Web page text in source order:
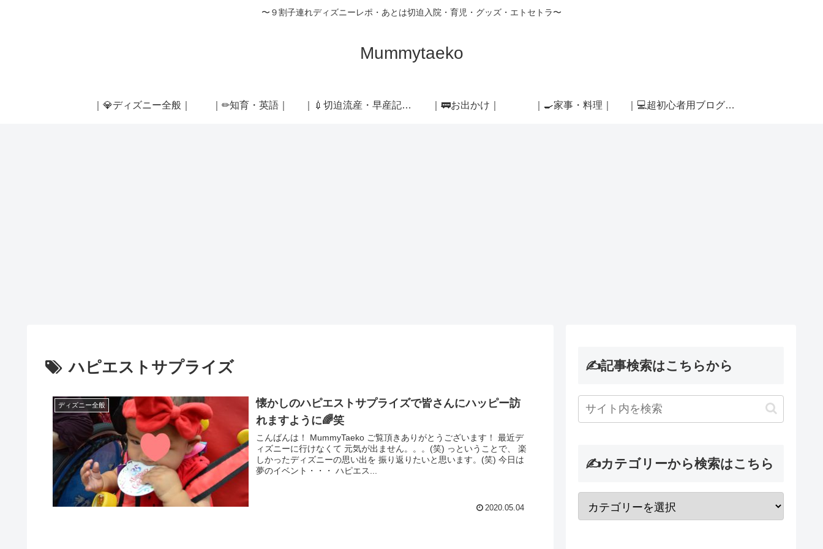
〜９割子連れディズニーレポ・あとは切迫入院・育児・グッズ・エトセトラ〜
Mummytaeko
｜💎ディズニー全般｜ ｜✏知育・英語｜ ｜💉切迫流産・早産記録｜ ｜🚃お出かけ｜ ｜🍳家事・料理｜ ｜💻超初心者用ブログ運営｜
ハピエストサプライズ
ディズニー全般
懐かしのハピエストサプライズで皆さんにハッピー訪
れますように🌈笑
こんばんは！ MummyTaeko ご覧頂きありがとうございます！ 最近デ
ィズニーに行けなくて 元気が出ません。。。(笑) っということで、 楽
しかったディズニーの思い出を 振り返りたいと思います。(笑) 今日は
夢のイベント・・・ ハピエス...
2020.05.04
✍記事検索はこちらから
✍カテゴリーから検索はこちら